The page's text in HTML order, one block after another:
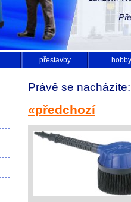
přestavby hobby
Právě se
«předchozí